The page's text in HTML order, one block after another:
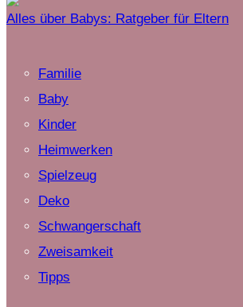
Alles über Babys: Ratgeber für Eltern
Familie
Baby
Kinder
Heimwerken
Spielzeug
Deko
Schwangerschaft
Zweisamkeit
Tipps